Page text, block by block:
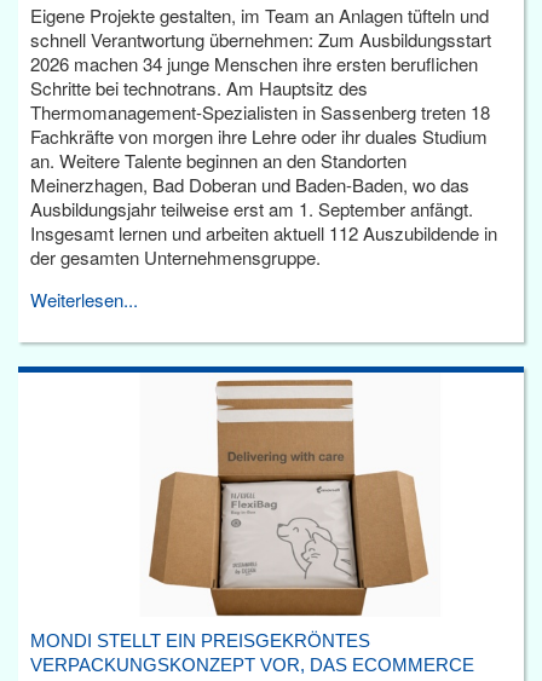
Eigene Projekte gestalten, im Team an Anlagen tüfteln und
schnell Verantwortung übernehmen: Zum Ausbildungsstart
2026 machen 34 junge Menschen ihre ersten beruflichen
Schritte bei technotrans. Am Hauptsitz des
Thermomanagement-Spezialisten in Sassenberg treten 18
Fachkräfte von morgen ihre Lehre oder ihr duales Studium
an. Weitere Talente beginnen an den Standorten
Meinerzhagen, Bad Doberan und Baden-Baden, wo das
Ausbildungsjahr teilweise erst am 1. September anfängt.
Insgesamt lernen und arbeiten aktuell 112 Auszubildende in
der gesamten Unternehmensgruppe.
Weiterlesen...
MONDI STELLT EIN PREISGEKRÖNTES
VERPACKUNGSKONZEPT VOR, DAS ECOMMERCE